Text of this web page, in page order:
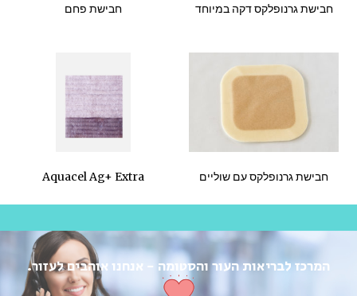
חבישת גרנופלקס דקה במיוחד חבישת פחם
חבישת גרנופלקס עם שוליים Aquacel Ag+ Extra
המרכז לבריאות העור והסטומה - אנחנו אוהבים לעזור.